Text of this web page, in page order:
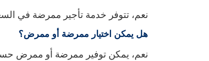
نعم، تتوفر خدمة تأجير ممرضة في
هل يمكن اختيار ممرضة أو ممرض؟
نعم، يمكن توفير ممرضة أو ممرض